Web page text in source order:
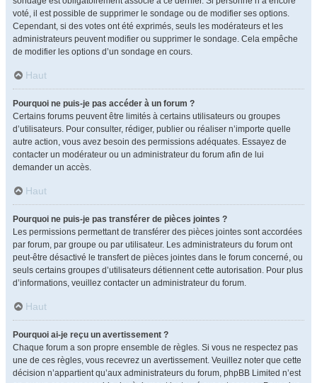
voté, il est possible de supprimer le sondage ou de modifier ses options.
Cependant, si des votes ont été exprimés, seuls les modérateurs et les
administrateurs peuvent modifier ou supprimer le sondage. Cela empêche
de modifier les options d’un sondage en cours.
Haut
Pourquoi ne puis-je pas accéder à un forum ?
Certains forums peuvent être limités à certains utilisateurs ou groupes
d’utilisateurs. Pour consulter, rédiger, publier ou réaliser n’importe quelle
autre action, vous avez besoin des permissions adéquates. Essayez de
contacter un modérateur ou un administrateur du forum afin de lui
demander un accès.
Haut
Pourquoi ne puis-je pas transférer de pièces jointes ?
Les permissions permettant de transférer des pièces jointes sont accordées
par forum, par groupe ou par utilisateur. Les administrateurs du forum ont
peut-être désactivé le transfert de pièces jointes dans le forum concerné, ou
seuls certains groupes d’utilisateurs détiennent cette autorisation. Pour plus
d’informations, veuillez contacter un administrateur du forum.
Haut
Pourquoi ai-je reçu un avertissement ?
Chaque forum a son propre ensemble de règles. Si vous ne respectez pas
une de ces règles, vous recevrez un avertissement. Veuillez noter que cette
décision n’appartient qu’aux administrateurs du forum, phpBB Limited n’est